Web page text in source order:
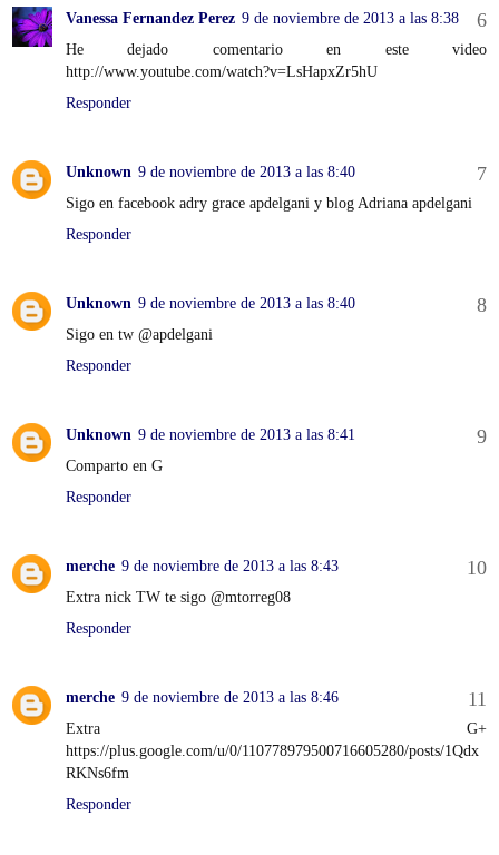
Vanessa Fernandez Perez 9 de noviembre de 2013 a las 8:38
He dejado comentario en este video
http://www.youtube.com/watch?v=LsHapxZr5hU
Responder
Unknown 9 de noviembre de 2013 a las 8:40
Sigo en facebook adry grace apdelgani y blog Adriana apdelgani
Responder
Unknown 9 de noviembre de 2013 a las 8:40
Sigo en tw @apdelgani
Responder
Unknown 9 de noviembre de 2013 a las 8:41
Comparto en G
Responder
merche 9 de noviembre de 2013 a las 8:43
Extra nick TW te sigo @mtorreg08
Responder
merche 9 de noviembre de 2013 a las 8:46
Extra G+
https://plus.google.com/u/0/110778979500716605280/posts/1Qdx
RKNs6fm
Responder